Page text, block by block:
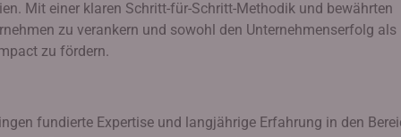
Mit einer klaren Schritt-für-Schritt-Methodik und bewährten
zu verankern und sowohl den Unternehmenserfolg als
zu fördern.
fundierte Expertise und langjährige Erfahrung in den